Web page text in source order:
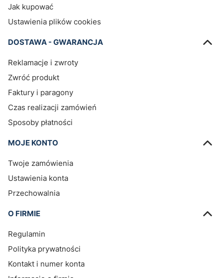
Jak kupować
Ustawienia plików cookies
DOSTAWA - GWARANCJA
Reklamacje i zwroty
Zwróć produkt
Faktury i paragony
Czas realizacji zamówień
Sposoby płatności
MOJE KONTO
Twoje zamówienia
Ustawienia konta
Przechowalnia
O FIRMIE
Regulamin
Polityka prywatności
Kontakt i numer konta